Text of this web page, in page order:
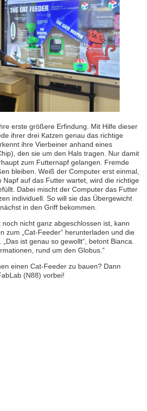
erste größere Erfindung. Mit Hilfe dieser
ihrer drei Katzen genau das richtige
ihre Vierbeiner anhand eines
den sie um den Hals tragen. Nur damit
zum Futternapf gelangen. Fremde
bleiben. Weiß der Computer erst einmal,
Napf auf das Futter wartet, wird die richtige
Dabei mischt der Computer das Futter
individuell. So will sie das Übergewicht
in den Griff bekommen.
nicht ganz abgeschlossen ist, kann
zum „Cat-Feeder“ herunterladen und die
ist genau so gewollt“, betont Bianca.
rund um den Globus.“
einen Cat-Feeder zu bauen? Dann
(N88) vorbei!